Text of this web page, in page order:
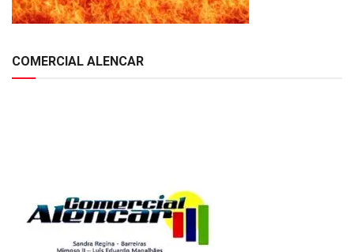
COMERCIAL ALENCAR